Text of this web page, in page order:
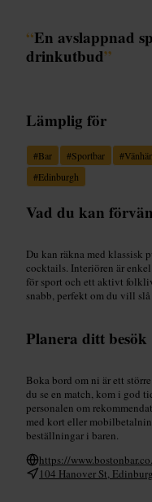
“En avslappnad
drinkutbud”
Lämplig för
#Bar #Sportbar #
#Edinburgh
Vad du kan
Du kan räkna med klassisk
cocktails. Interiören är
för sport och ett aktivt
snabb, perfekt om du vill
Planera ditt besök
Boka bord om ni är ett
du se en match, kom i god
personalen om
med kort eller
beställningar i baren.
https://
104 Hanover St,